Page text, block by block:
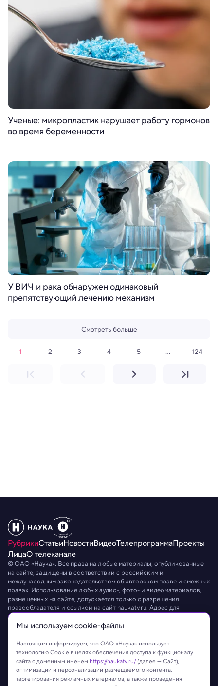
Ученые: микропластик нарушает работу гормонов
во время беременности
У ВИЧ и рака обнаружен одинаковый
препятствующий лечению механизм
Смотреть больше
1 2 3 4 5 ... 124
РубрикиСтатьиНовостиВидеоТелепрограммаПроекты
ЛицаО телеканале
© ОАО «Наука». Все права на любые материалы, опубликованные
на сайте, защищены в соответствии с российским и
международным законодательством об авторском праве и смежных
правах. Использование любых аудио-, фото- и видеоматериалов,
размещенных на сайте, допускается только с разрешения
правообладателя и ссылкой на сайт naukatv.ru. Адрес для
направления юридически значимых сообщений:
Обработка персональных данныхРабота с cookie-файлами
Мы используем сookie-файлы
Настоящим информируем, что ОАО «Наука» использует
технологию Cookie в целях обеспечения доступа к функционалу
сайта с доменным именем https://naukatv.ru/(далее — Сайт),
оптимизации и персонализации размещаемого контента,
таргетирования рекламных материалов, а также проведения